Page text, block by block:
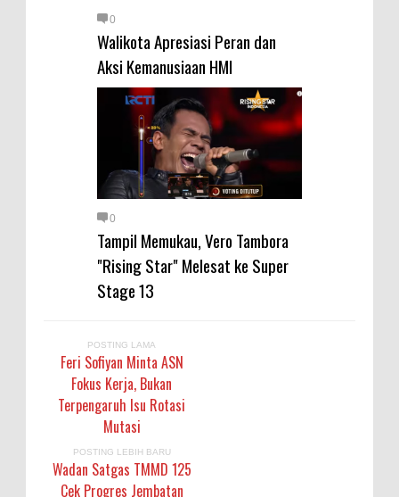
0
Walikota Apresiasi Peran dan
Aksi Kemanusiaan HMI
0
Tampil Memukau, Vero Tambora
"Rising Star" Melesat ke Super
Stage 13
POSTING LAMA
Feri Sofiyan Minta ASN
Fokus Kerja, Bukan
Terpengaruh Isu Rotasi
Mutasi
POSTING LEBIH BARU
Wadan Satgas TMMD 125
Cek Progres Jembatan